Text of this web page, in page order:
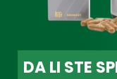
DA LI STE